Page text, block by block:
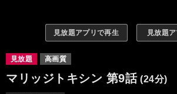
見放題アプリで再生 見放題
見放題 高画質
マリッジトキシン 第9話 (24分)